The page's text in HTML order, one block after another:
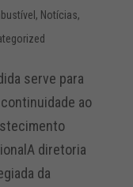
, Notícias,
serve para
ao
diretoria
da